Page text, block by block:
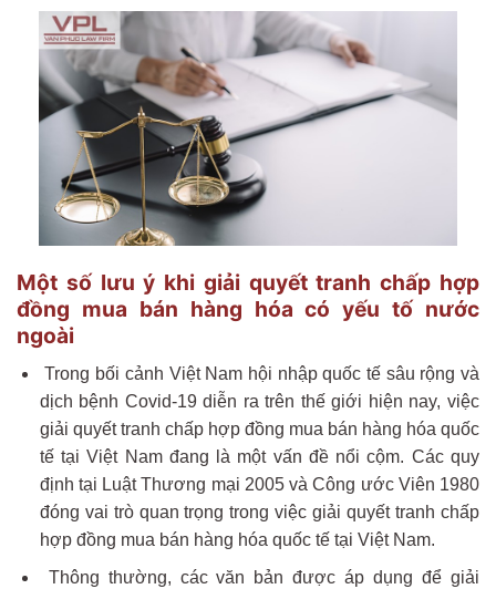
Một số lưu ý khi giải quyết tranh chấp hợp
đồng mua bán hàng hóa có yếu tố nước
ngoài
Trong bối cảnh Việt Nam hội nhập quốc tế sâu rộng và
dịch bệnh Covid-19 diễn ra trên thế giới hiện nay, việc
giải quyết tranh chấp hợp đồng mua bán hàng hóa quốc
tế tại Việt Nam đang là một vấn đề nổi cộm. Các quy
định tại Luật Thương mại 2005 và Công ước Viên 1980
đóng vai trò quan trọng trong việc giải quyết tranh chấp
hợp đồng mua bán hàng hóa quốc tế tại Việt Nam.
Thông thường, các văn bản được áp dụng để giải